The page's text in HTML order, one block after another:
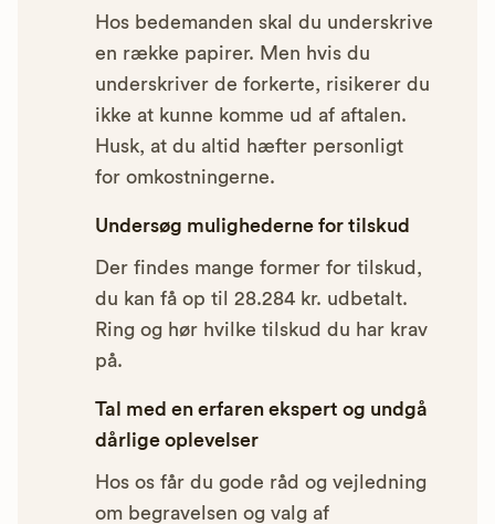
Hos bedemanden skal du underskrive
en række papirer. Men hvis du
underskriver de forkerte, risikerer du
ikke at kunne komme ud af aftalen.
Husk, at du altid hæfter personligt
for omkostningerne.
Undersøg mulighederne for tilskud
Der findes mange former for tilskud,
du kan få op til 28.284 kr. udbetalt.
Ring og hør hvilke tilskud du har krav
på.
Tal med en erfaren ekspert og undgå
dårlige oplevelser
Hos os får du gode råd og vejledning
om begravelsen og valg af